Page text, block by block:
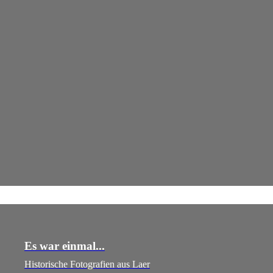
Es war einmal...
Historische Fotografien aus Laer